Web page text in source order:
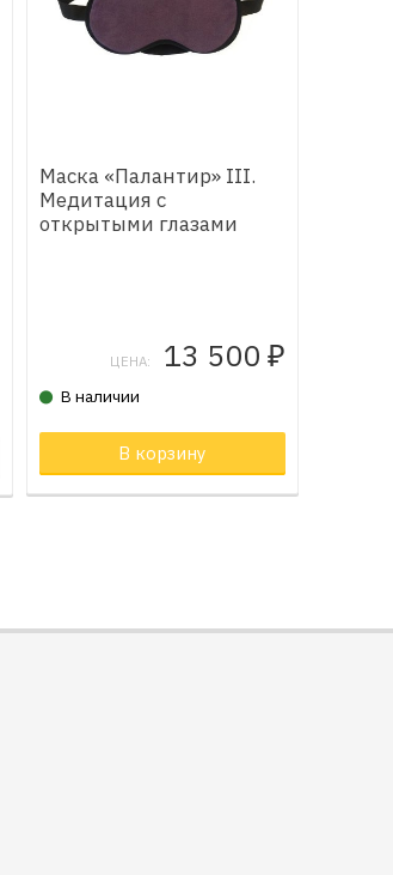
Маска «Палантир» III.
Медитация с
открытыми глазами
ЦЕНА: 13 500 ₽
В наличии
В корзину